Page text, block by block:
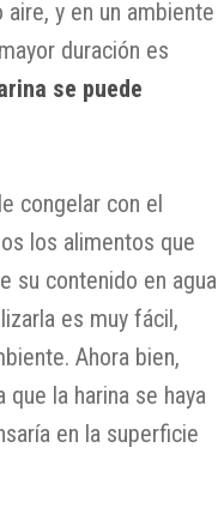
y en un ambiente
duración es
se puede
congelar con el
los alimentos que
su contenido en agua
es muy fácil,
Ahora bien,
la harina se haya
en la superficie